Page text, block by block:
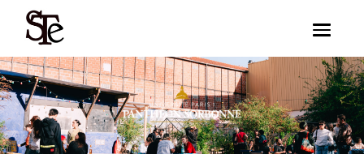
Skip to main content
Toggle